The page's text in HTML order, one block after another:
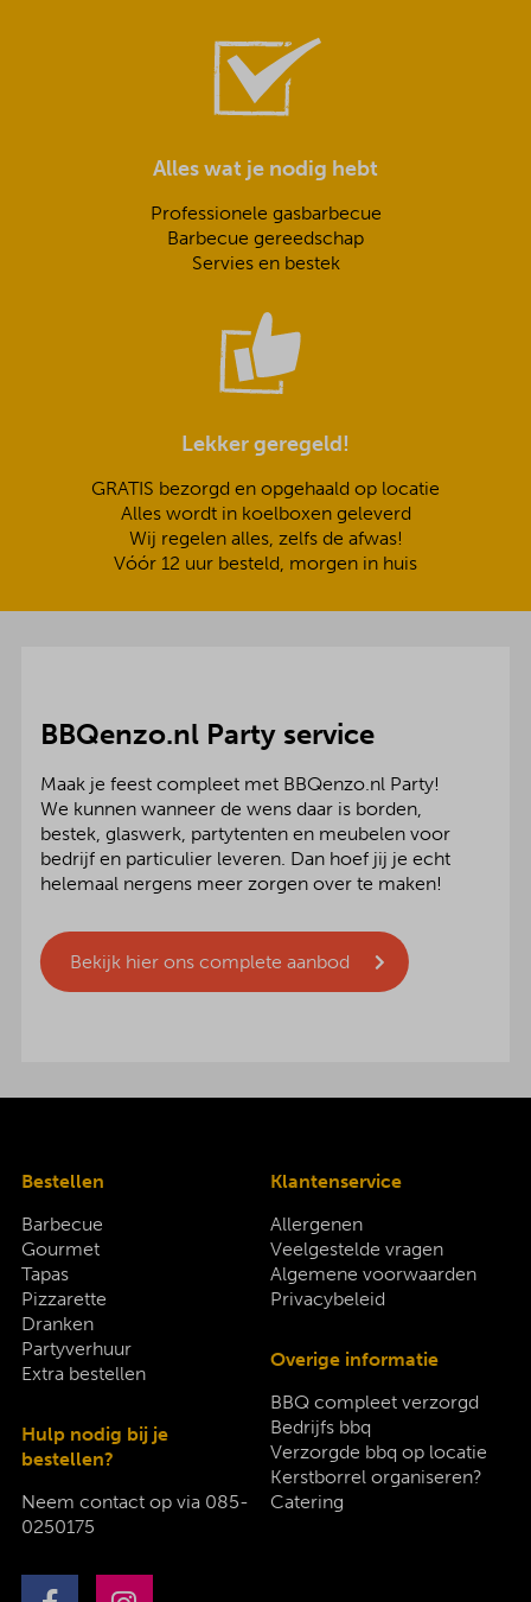
Alles wat je nodig hebt
Professionele gasbarbecue
Barbecue gereedschap
Servies en bestek
Lekker geregeld!
GRATIS bezorgd en opgehaald op locatie
Alles wordt in koelboxen geleverd
Wij regelen alles, zelfs de afwas!
Vóór 12 uur besteld, morgen in huis
BBQenzo.nl Party service
Maak je feest compleet met BBQenzo.nl Party!
We kunnen wanneer de wens daar is borden,
bestek, glaswerk, partytenten en meubelen voor
bedrijf en particulier leveren. Dan hoef jij je echt
helemaal nergens meer zorgen over te maken!
Bekijk hier ons complete aanbod
Bestellen
Barbecue
Gourmet
Tapas
Pizzarette
Dranken
Partyverhuur
Extra bestellen
Hulp nodig bij je
bestellen?
Neem contact op via 085-
0250175
Klantenservice
Allergenen
Veelgestelde vragen
Algemene voorwaarden
Privacybeleid
Overige informatie
BBQ compleet verzorgd
Bedrijfs bbq
Verzorgde bbq op locatie
Kerstborrel organiseren?
Catering